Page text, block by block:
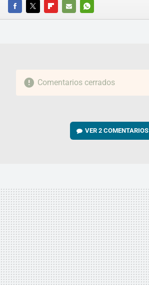
FACEBOOKTWITTERFLIPBOARD
E-
WHATSAPP
Comentarios cerrados
VER2 COMENTARIOS